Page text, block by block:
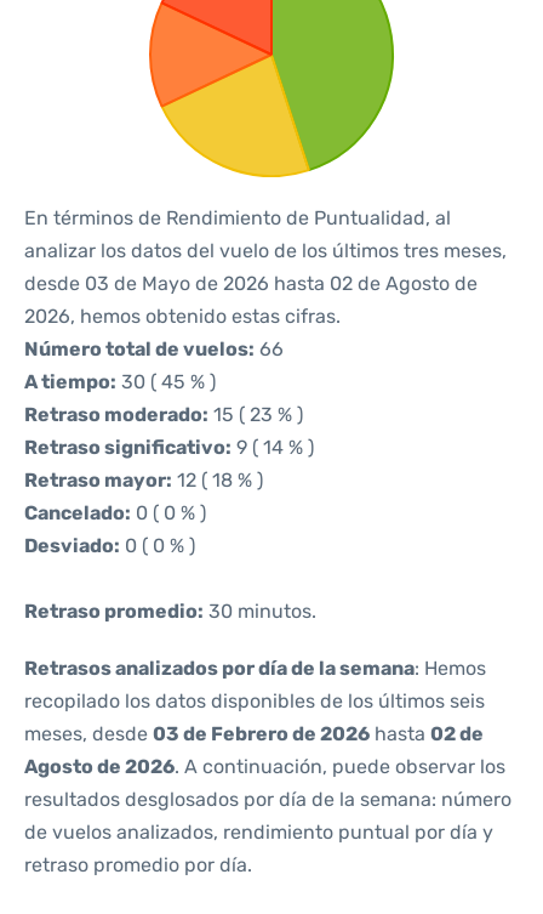
En términos de Rendimiento de Puntualidad, al
analizar los datos del vuelo de los últimos tres meses,
desde 03 de Mayo de 2026 hasta 02 de Agosto de
2026, hemos obtenido estas cifras.
Número total de vuelos: 66
A tiempo: 30 ( 45 % )
Retraso moderado: 15 ( 23 % )
Retraso significativo: 9 ( 14 % )
Retraso mayor: 12 ( 18 % )
Cancelado: 0 ( 0 % )
Desviado: 0 ( 0 % )
Retraso promedio: 30 minutos.
Retrasos analizados por día de la semana: Hemos
recopilado los datos disponibles de los últimos seis
meses, desde 03 de Febrero de 2026 hasta 02 de
Agosto de 2026. A continuación, puede observar los
resultados desglosados por día de la semana: número
de vuelos analizados, rendimiento puntual por día y
retraso promedio por día.